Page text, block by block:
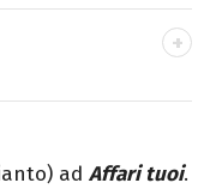
di viaggi e
ad Affari tuoi.